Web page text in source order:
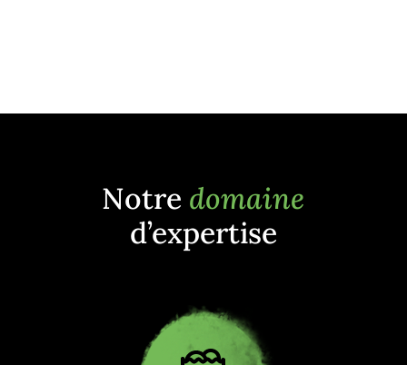
Notre domaine
d’expertise